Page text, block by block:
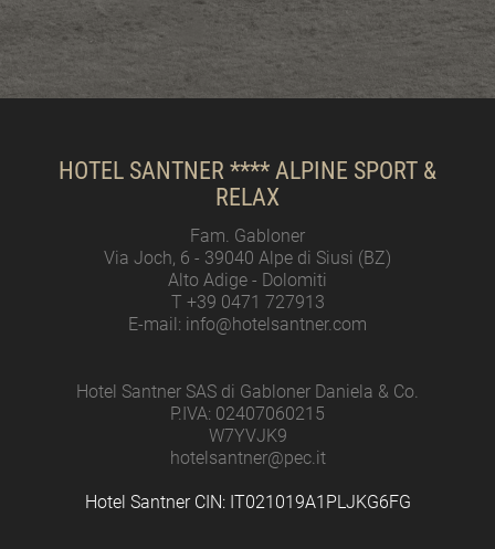
HOTEL SANTNER **** ALPINE SPORT &
RELAX
Fam. Gabloner
Via Joch, 6 - 39040 Alpe di Siusi (BZ)
Alto Adige - Dolomiti
T +39 0471 727913
E-mail: info@hotelsantner.com
Hotel Santner SAS di Gabloner Daniela & Co.
P.IVA: 02407060215
W7YVJK9
hotelsantner@pec.it
Hotel Santner CIN: IT021019A1PLJKG6FG